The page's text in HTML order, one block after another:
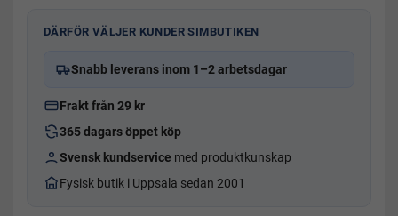
DÄRFÖR VÄLJER KUNDER SIMBUTIKEN
Snabb leverans inom 1–2 arbetsdagar
Frakt från 29 kr
365 dagars öppet köp
Svensk kundservice med produktkunskap
Fysisk butik i Uppsala sedan 2001